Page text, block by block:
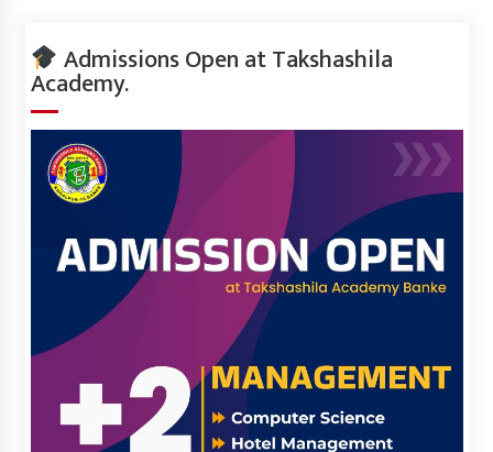
Admissions Open at Takshashila
Academy.